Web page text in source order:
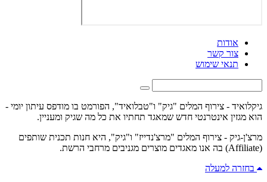
אודות
צור קשר
תנאי שימוש
גיקלואיד - צירוף המלים "גיק" ו"טבלואיד", הפורמט בו מודפס עיתון יומי -
הוא מגזין אינטרנטי חדש שמאגד תחתיו את כל מה שגיק ומעניין.
מרצ'ן-גיק - צירוף המלים "מרצ'נדייז" ו"גיק", היא חנות תכנית שותפים
(Affiliate) בה אנו מאגדים מוצרים מגניבים מרחבי הרשת.
בחזרה למעלה